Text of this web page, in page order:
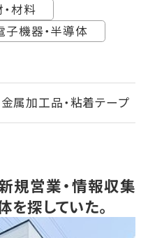
材料
子機器・半導体
属加工品・粘着テープ
規営業・情報収集
探していた。